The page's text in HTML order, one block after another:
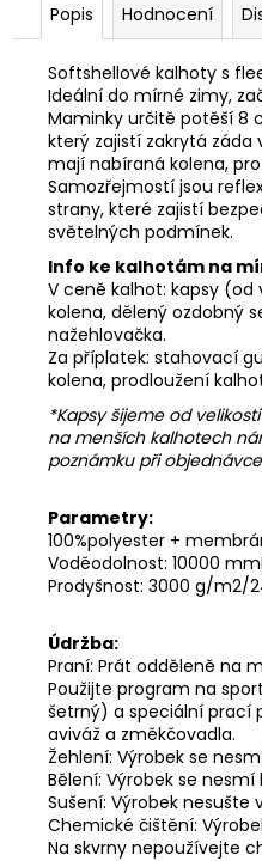
Popis Hodnocení
Softshellové kalhoty s
Ideální do mírné zimy,
Maminky určitě potěší 8
který zajistí zakrytá
mají nabíraná kolena,
Samozřejmostí jsou
strany, které zajistí
světelných podmínek.
Info ke kalhotám na
V ceně kalhot: kapsy
kolena, dělený ozdobný
nažehlovačka.
Za příplatek: stahovací
kolena, prodloužení
*Kapsy šijeme od
na menších kalhotech
poznámku při
Parametry:
100%polyester +
Voděodolnost: 10000
Prodyšnost: 3000 g/m2/
Údržba:
Praní: Prát odděleně na
Použijte program na
šetrný) a speciální prací
aviváž a změkčovadla.
Žehlení: Výrobek se
Bělení: Výrobek se nesmí
Sušení: Výrobek nesušte
Chemické čištění:
Na skvrny nepoužívejte